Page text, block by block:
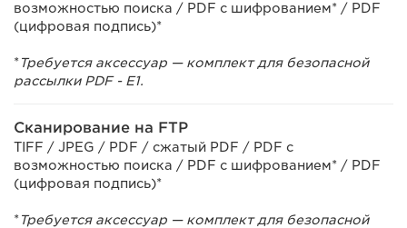
возможностью поиска / PDF с шифрованием* / PDF
(цифровая подпись)*
*Требуется аксессуар — комплект для безопасной
рассылки PDF - E1.
Сканирование на FTP
TIFF / JPEG / PDF / сжатый PDF / PDF с
возможностью поиска / PDF с шифрованием* / PDF
(цифровая подпись)*
*Требуется аксессуар — комплект для безопасной